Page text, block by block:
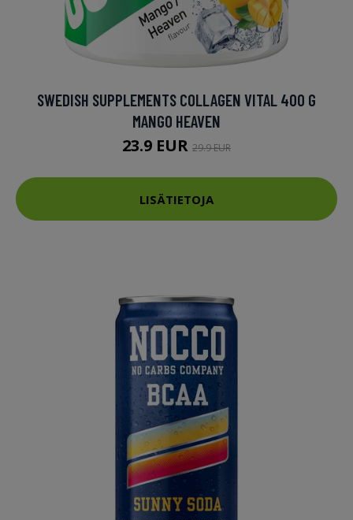
SWEDISH SUPPLEMENTS COLLAGEN VITAL 400 G
MANGO HEAVEN
23.9 EUR 29.9 EUR
LISÄTIETOJA